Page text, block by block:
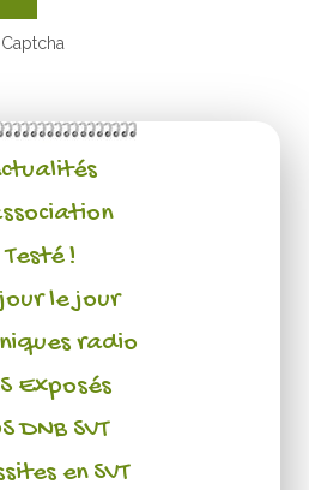
Testé !
le jour
radio
Exposés
DNB SVT
en SVT